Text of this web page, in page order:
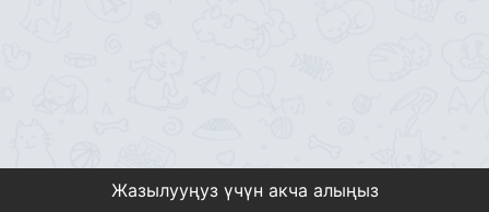
Жазылууңуз үчүн акча алыңыз